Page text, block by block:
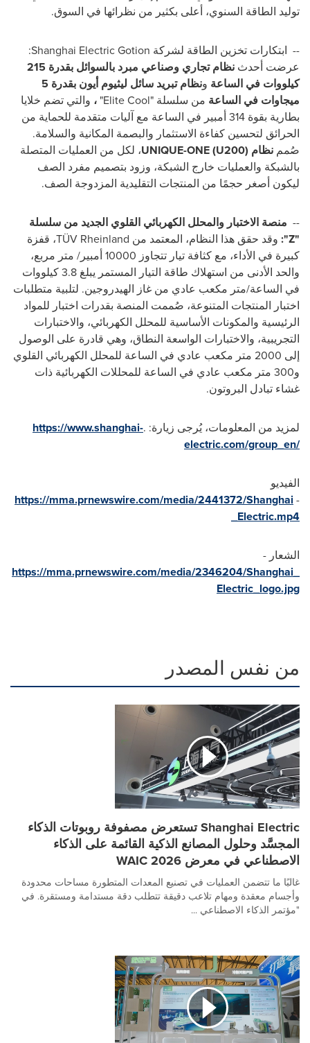
توليد الطاقة السنوي، أعلى بكثير من نظرائها في السوق.
-- ابتكارات تخزين الطاقة لشركة Shanghai Electric Gotion
:
عرضت أحدث
نظام تجاري وصناعي مبرد بالسوائل بقدرة 215
كيلووات في الساعة و
نظام تبريد سائل ليثيوم أيون بقدرة 5
ميجاوات في الساعة من سلسلة "Elite Cool" ، والتي تضم خلايا
بطارية بقوة 314 أمبير في الساعة مع آليات متقدمة للحماية من
الحرائق لتحسين كفاءة الاستثمار والبصمة المكانية والسلامة.
صُمم نظام UNIQUE-ONE (U200)، لكل من العمليات المتصلة
بالشبكة والعمليات خارج الشبكة، وزود بتصميم مفرد الصف
ليكون أصغر حجمًا من المنتجات التقليدية المزدوجة الصف.
-- منصة الاختبار والمحلل الكهربائي القلوي الجديد من سلسلة
"
Z
": وقد حقق هذا النظام، المعتمد من TÜV Rheinland، قفزة
كبيرة في الأداء، مع كثافة تيار تتجاوز 10000 أمبير/ متر مربع،
والحد الأدنى من استهلاك طاقة التيار المستمر يبلغ 3.8 كيلووات
في الساعة/متر مكعب عادي من غاز الهيدروجين. لتلبية متطلبات
اختبار المنتجات المتنوعة، صُممت المنصة بقدرات اختبار للمواد
الرئيسية والمكونات الأساسية للمحلل الكهربائي، والاختبارات
التجريبية، والاختبارات الواسعة النطاق، وهي قادرة على الوصول
إلى 2000 متر مكعب عادي في الساعة للمحلل الكهربائي القلوي
و300 متر مكعب عادي في الساعة للمحللات الكهربائية ذات
غشاء تبادل البروتون.
لمزيد من المعلومات، يُرجى زيارة: .
https://www.shanghai-
electric.com/group_en/
الفيديو
-
https://mma.prnewswire.com/media/2441372/Shanghai
_Electric.mp4
الشعار -
https://mma.prnewswire.com/media/2346204/Shanghai_
Electric_logo.jpg
من نفس المصدر
Shanghai Electric تستعرض مصفوفة روبوتات الذكاء
المجسَّد وحلول المصانع الذكية القائمة على الذكاء
الاصطناعي في معرض WAIC 2026
غالبًا ما تتضمن العمليات في تصنيع المعدات المتطورة مساحات محدودة
وأجسام معقدة ومهام تلاعب دقيقة تتطلب دقة مستدامة ومستقرة. في
"مؤتمر الذكاء الاصطناعي ...